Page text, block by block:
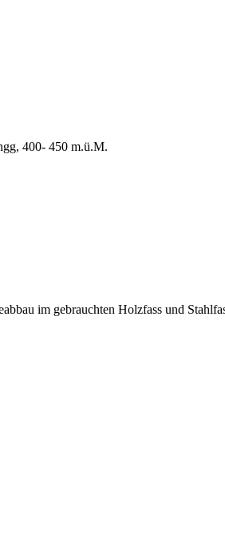
400- 450 m.ü.M.
im gebrauchten Holzfass und